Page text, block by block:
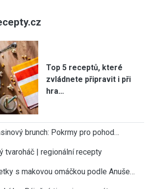
Top 5 receptů, které
zvládnete připravit i při
hra…
brunch: Pokrmy pro pohod…
tvaroháč | regionální recepty
s makovou omáčkou podle Anuše…